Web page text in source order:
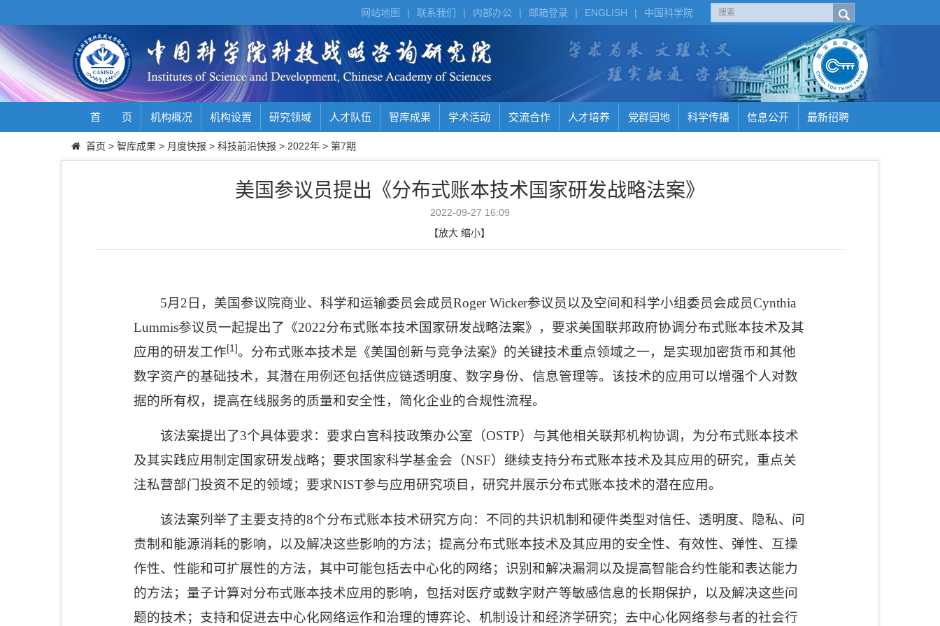
中国科学院
|
ENGLISH
|
邮箱登录
|
内部办公
|
联系我们
|
网站地图
首 页 机构概况 机构设置 研究领域 人才队伍 智库成果 学术活动 交流合作 人才培养 党群园地 科学传播 信息公开 最新招聘
首页 > 智库成果 > 月度快报 > 科技前沿快报 > 2022年 > 第7期
美国参议员提出《分布式账本技术国家研发战略法案》
2022-09-27 16:09
【放大 缩小】
5月 2 日，美国参议院商业、科学和运输委员会成员Roger Wicker参议员以及空间和科学小组委员会成员Cynthia
Lummis参议员一起提出了《2022分布式账本技术国家研发战略法案》，要求美国联邦政府协调分布式账本技术及其
应用的研发工作[1]。分布式账本技术是《美国创新与竞争法案》的关键技术重点领域之一，是实现加密货币和其他
数字资产的基础技术，其潜在用例还包括供应链透明度、数字身份、信息管理等。该技术的应用可以增强个人对数
据的所有权，提高在线服务的质量和安全性，简化企业的合规性流程。
该法案提出了3个具体要求：要求白宫科技政策办公室（OSTP）与其他相关联邦机构协调，为分布式账本技术
及其实践应用制定国家研发战略；要求国家科学基金会（NSF）继续支持分布式账本技术及其应用的研究，重点关
注私营部门投资不足的领域；要求NIST参与应用研究项目，研究并展示分布式账本技术的潜在应用。
该法案列举了主要支持的8个分布式账本技术研究方向：不同的共识机制和硬件类型对信任、透明度、隐私、问
责制和能源消耗的影响，以及解决这些影响的方法；提高分布式账本技术及其应用的安全性、有效性、弹性、互操
作性、性能和可扩展性的方法，其中可能包括去中心化的网络；识别和解决漏洞以及提高智能合约性能和表达能力
的方法；量子计算对分布式账本技术应用的影响，包括对医疗或数字财产等敏感信息的长期保护，以及解决这些问
题的技术；支持和促进去中心化网络运作和治理的博弈论、机制设计和经济学研究；去中心化网络参与者的社会行